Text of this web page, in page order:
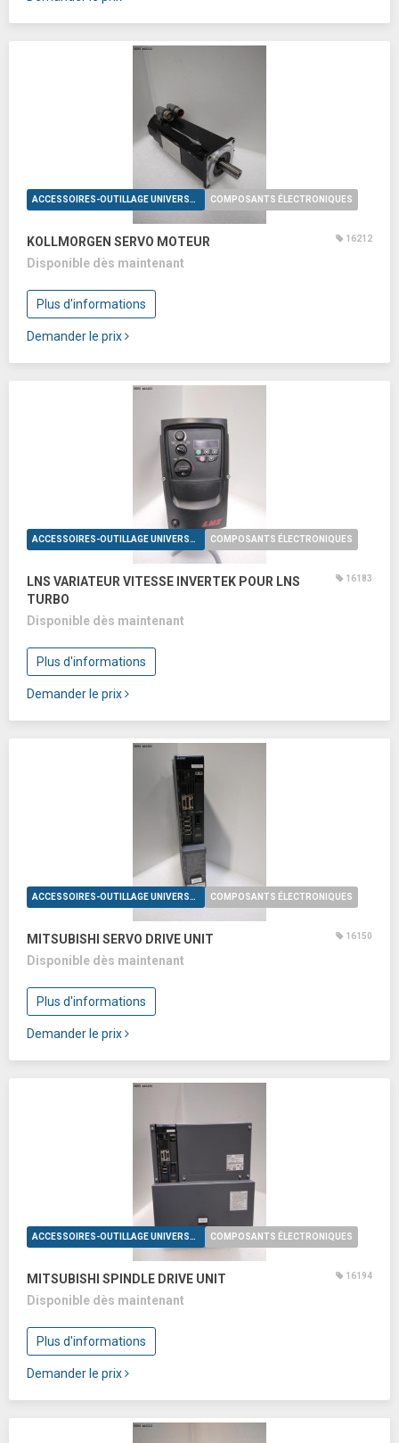
ACCESSOIRES-OUTILLAGE UNIVERSELS COMPOSANTS ÉLECTRONIQUES
KOLLMORGEN SERVO MOTEUR 16212
Disponible dès maintenant
Plus d'informations
Demander le prix
ACCESSOIRES-OUTILLAGE UNIVERSELS COMPOSANTS ÉLECTRONIQUES
LNS VARIATEUR VITESSE INVERTEK POUR LNS
TURBO
16183
Disponible dès maintenant
Plus d'informations
Demander le prix
ACCESSOIRES-OUTILLAGE UNIVERSELS COMPOSANTS ÉLECTRONIQUES
MITSUBISHI SERVO DRIVE UNIT 16150
Disponible dès maintenant
Plus d'informations
Demander le prix
ACCESSOIRES-OUTILLAGE UNIVERSELS COMPOSANTS ÉLECTRONIQUES
MITSUBISHI SPINDLE DRIVE UNIT 16194
Disponible dès maintenant
Plus d'informations
Demander le prix